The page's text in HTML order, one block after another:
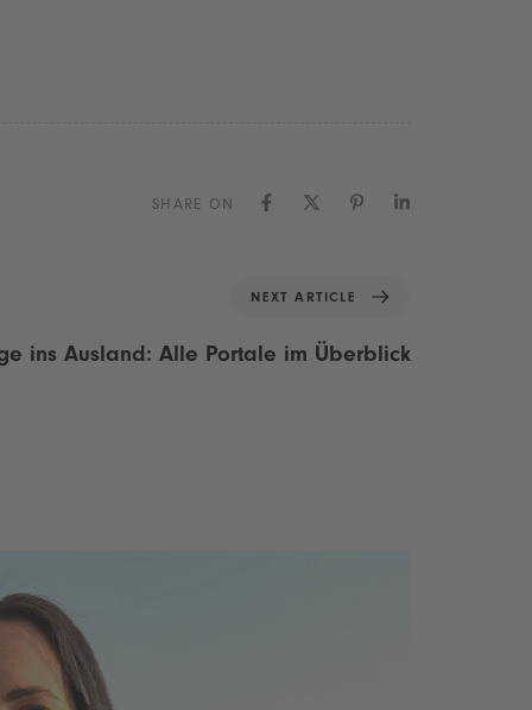
SHARE ON
NEXT ARTICLE
ins Ausland: Alle Portale im Überblick